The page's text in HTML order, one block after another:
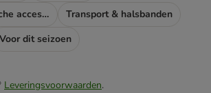
Camera’s & technische accessoires
Transport & halsbanden
Voor dit seizoen
Leveringsvoorwaarden.